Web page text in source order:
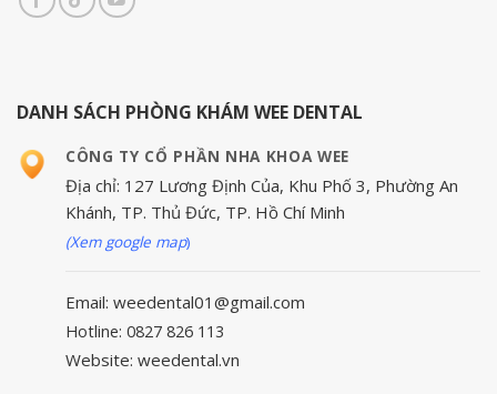
DANH SÁCH PHÒNG KHÁM WEE DENTAL
CÔNG TY CỔ PHẦN NHA KHOA WEE
Địa chỉ: 127 Lương Định Của, Khu Phố 3, Phường An
Khánh, TP. Thủ Đức, TP. Hồ Chí Minh
(Xem google map)
Email: weedental01@gmail.com
Hotline: 0827 826 113
Website: weedental.vn